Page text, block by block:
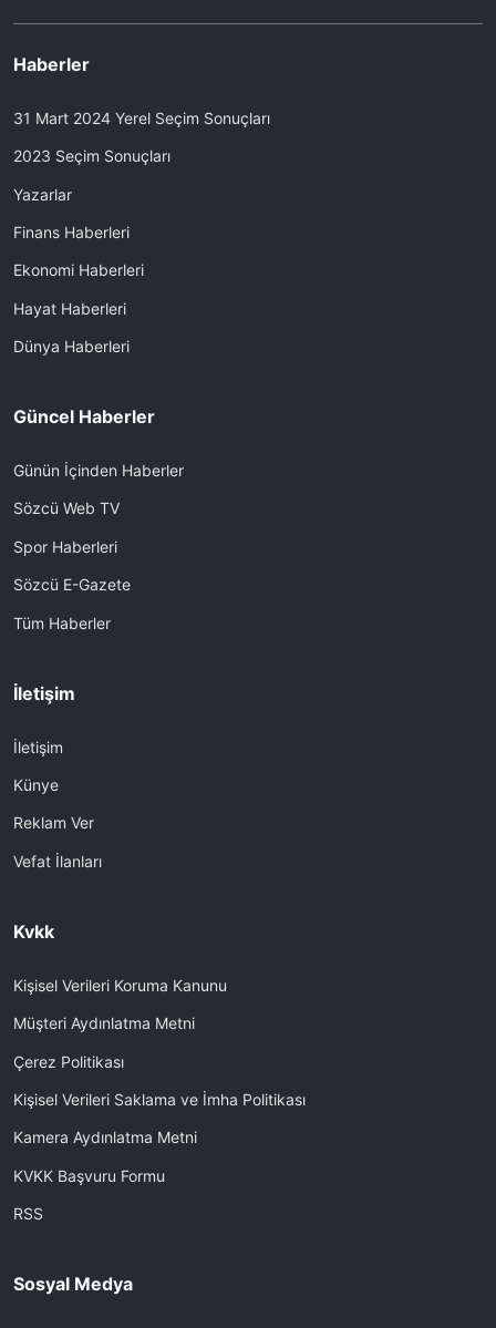
Haberler
31 Mart 2024 Yerel Seçim Sonuçları
2023 Seçim Sonuçları
Yazarlar
Finans Haberleri
Ekonomi Haberleri
Hayat Haberleri
Dünya Haberleri
Güncel Haberler
Günün İçinden Haberler
Sözcü Web TV
Spor Haberleri
Sözcü E-Gazete
Tüm Haberler
İletişim
İletişim
Künye
Reklam Ver
Vefat İlanları
Kvkk
Kişisel Verileri Koruma Kanunu
Müşteri Aydınlatma Metni
Çerez Politikası
Kişisel Verileri Saklama ve İmha Politikası
Kamera Aydınlatma Metni
KVKK Başvuru Formu
RSS
Sosyal Medya